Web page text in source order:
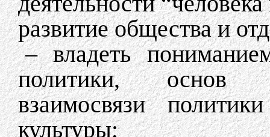
развитие общества и
– владеть
политики, основ
взаимосвязи
культуры;